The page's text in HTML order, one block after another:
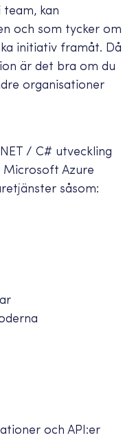
kan
och som tycker om
initiativ framåt. Då
är det bra om du
organisationer
/ C# utveckling
Microsoft Azure
såsom:
och API:er